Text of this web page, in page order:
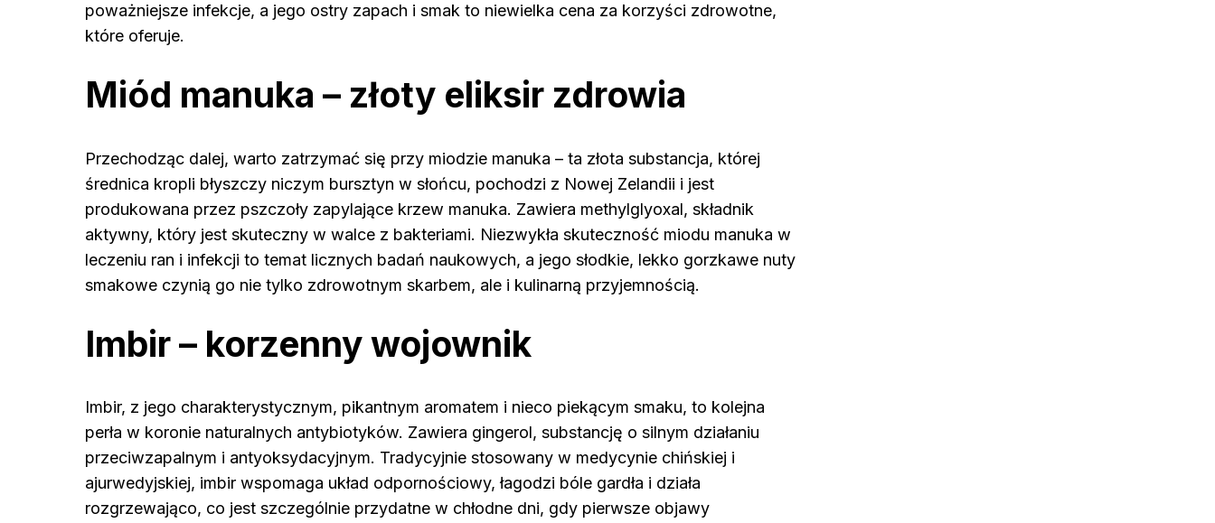
poważniejsze infekcje, a jego ostry zapach i smak to niewielka cena za korzyści zdrowotne,
które oferuje.
Miód manuka – złoty eliksir zdrowia
Przechodząc dalej, warto zatrzymać się przy miodzie manuka – ta złota substancja, której
średnica kropli błyszczy niczym bursztyn w słońcu, pochodzi z Nowej Zelandii i jest
produkowana przez pszczoły zapylające krzew manuka. Zawiera methylglyoxal, składnik
aktywny, który jest skuteczny w walce z bakteriami. Niezwykła skuteczność miodu manuka w
leczeniu ran i infekcji to temat licznych badań naukowych, a jego słodkie, lekko gorzkawe nuty
smakowe czynią go nie tylko zdrowotnym skarbem, ale i kulinarną przyjemnością.
Imbir – korzenny wojownik
Imbir, z jego charakterystycznym, pikantnym aromatem i nieco piekącym smaku, to kolejna
perła w koronie naturalnych antybiotyków. Zawiera gingerol, substancję o silnym działaniu
przeciwzapalnym i antyoksydacyjnym. Tradycyjnie stosowany w medycynie chińskiej i
ajurwedyjskiej, imbir wspomaga układ odpornościowy, łagodzi bóle gardła i działa
rozgrzewająco, co jest szczególnie przydatne w chłodne dni, gdy pierwsze objawy